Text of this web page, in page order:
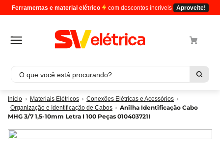
Ferramentas e material elétrico com descontos incríveis Aproveite!
O que você está procurando?
Materiais Elétricos
Conexões Elétricas e Acessórios
Organização e Identificação de Cabos
Anilha Identificação Cabo
MHG 3/7 1,5-10mm Letra I 100 Peças 010403721I
Termos mais buscados
1º cabo
2º luminaria